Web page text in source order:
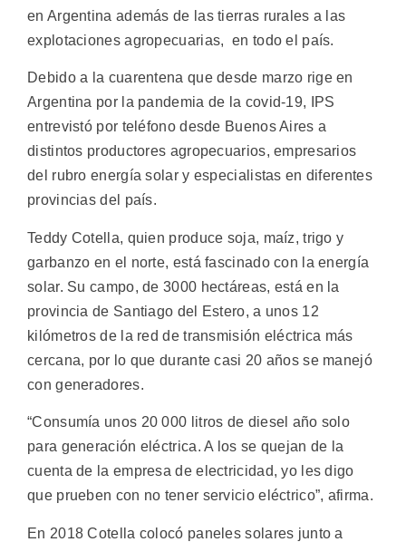
en Argentina además de las tierras rurales a las
explotaciones agropecuarias, en todo el país.
Debido a la cuarentena que desde marzo rige en
Argentina por la pandemia de la covid-19, IPS
entrevistó por teléfono desde Buenos Aires a
distintos productores agropecuarios, empresarios
del rubro energía solar y especialistas en diferentes
provincias del país.
Teddy Cotella, quien produce soja, maíz, trigo y
garbanzo en el norte, está fascinado con la energía
solar. Su campo, de 3000 hectáreas, está en la
provincia de Santiago del Estero, a unos 12
kilómetros de la red de transmisión eléctrica más
cercana, por lo que durante casi 20 años se manejó
con generadores.
“Consumía unos 20 000 litros de diesel año solo
para generación eléctrica. A los se quejan de la
cuenta de la empresa de electricidad, yo les digo
que prueben con no tener servicio eléctrico”, afirma.
En 2018 Cotella colocó paneles solares junto a